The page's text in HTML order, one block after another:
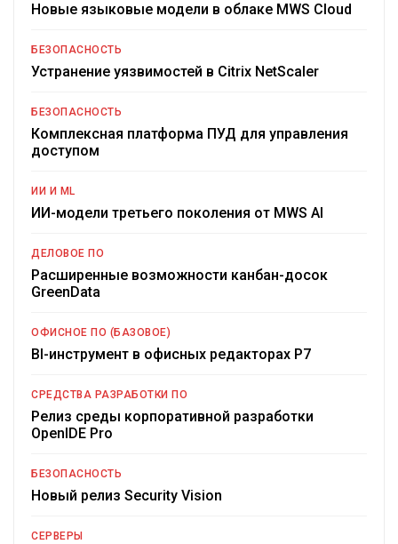
Новые языковые модели в облаке MWS Cloud
БЕЗОПАСНОСТЬ
Устранение уязвимостей в Citrix NetScaler
БЕЗОПАСНОСТЬ
Комплексная платформа ПУД для управления
доступом
ИИ И ML
ИИ-модели третьего поколения от MWS AI
ДЕЛОВОЕ ПО
Расширенные возможности канбан-досок
GreenData
ОФИСНОЕ ПО (БАЗОВОЕ)
BI-инструмент в офисных редакторах Р7
СРЕДСТВА РАЗРАБОТКИ ПО
Релиз среды корпоративной разработки
OpenIDE Pro
БЕЗОПАСНОСТЬ
Новый релиз Security Vision
СЕРВЕРЫ